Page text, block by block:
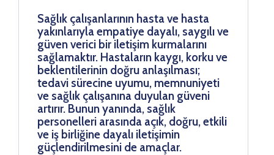
Sağlık çalışanlarının hasta ve hasta
yakınlarıyla empatiye dayalı, saygılı ve
güven verici bir iletişim kurmalarını
sağlamaktır. Hastaların kaygı, korku ve
beklentilerinin doğru anlaşılması;
tedavi sürecine uyumu, memnuniyeti
ve sağlık çalışanına duyulan güveni
artırır. Bunun yanında, sağlık
personelleri arasında açık, doğru, etkili
ve iş birliğine dayalı iletişimin
güçlendirilmesini de amaçlar.